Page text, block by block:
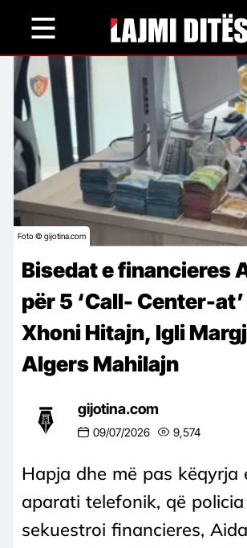
content
Foto © gijotina.com
Bisedat e financieres
për 5 ‘Call- Center-
Xhoni Hitajn, Igli
Algers Mahilajn
gijotina.com
09/07/2026 9,574
Hapja dhe më pas këqyrja
aparati telefonik, që
sekuestroi financieres,